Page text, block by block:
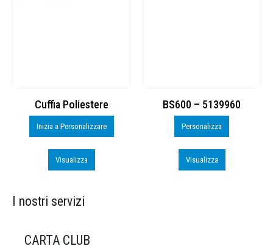
Cuffia Poliestere
Inizia a Personalizzare
Visualizza
BS600 – 5139960
Personalizza
Visualizza
I nostri servizi
CARTA CLUB